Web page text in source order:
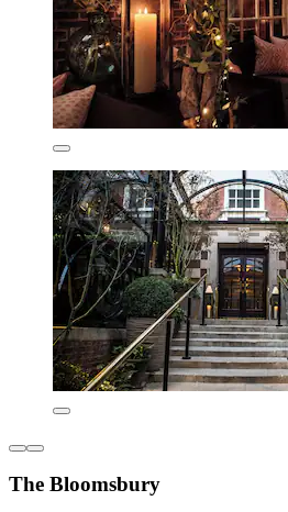
The Bloomsbury